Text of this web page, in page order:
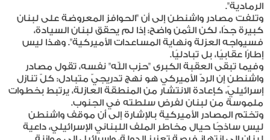
الرمادية".
وتلفت مصادر واشنطن إلى أن "الحوافز المعروضة على لبنان
كبيرة جدًا، لكن الثمن واضح: إذا لم يحقق لبنان السيادة،
فسيواجه العزلة ونهاية المساعدات الأميركية". وهذا ليس
إطارًا عقابيًا، بل تبادليًا.
وفيما تبقى العقبة الكبرى "حزب اللّه" نفسه، تقول مصادر
واشنطن إن الردّ الأميركي هو نهج تدريجيّ متبادل: كلّ تنازل
إسرائيليّ، كإعادة الانتشار من المنطقة العازلة، يرتبط بخطوات
ملموسة من لبنان لفرض سلطته في الجنوب.
وتختم المصادر الأميركية بالإشارة إلى أن موقف واشنطن
ليس ساذجًا حيال مخاطر الملف اللبناني الإسرائيلي، داعية